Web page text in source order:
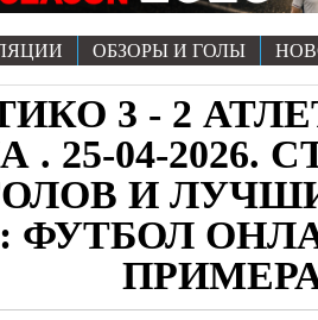
ОБЗОРЫ И ГОЛЫ
3 - 2
. 25-04-2026.
И
ФУТБОЛ